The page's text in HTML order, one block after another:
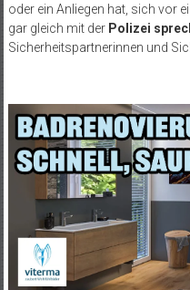
oder ein Anliegen hat, sich vor
gar gleich mit der Polizei
Sicherheitspartnerinnen und